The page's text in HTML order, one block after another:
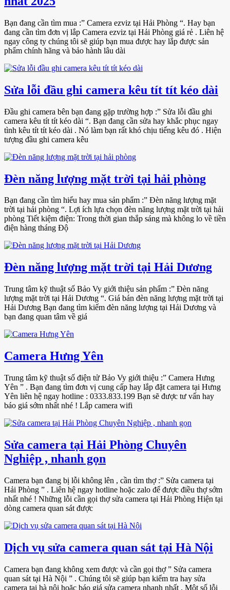
Bạn đang cần tìm mua :” Camera ezviz tại Hải Phòng “. Hay bạn
đang cần tìm đơn vị lắp Camera ezviz tại Hải Phòng giá rẻ . Liên hệ
ngay công ty chúng tôi sẽ giúp bạn mua được hay lắp được sản
phẩm chính hãng và bảo hành lâu dài
Sửa lỗi đầu ghi camera kêu tít tít kéo dài
Đầu ghi camera bên bạn đang gặp trường hợp :” Sửa lỗi đầu ghi
camera kêu tít tít kéo dài “. Bạn đang cần sửa hay khắc phục ngay
tình kêu tít tít kéo dài . Nó làm bạn rất khó chịu tiếng kêu đó . Hiện
tượng đầu ghi camera kêu
Đèn năng lượng mặt trời tại hải phòng
Bạn đang cần tìm hiểu hay mua sản phẩm :” Đèn năng lượng mặt
trời tại hải phòng “. Lợi ích lựa chọn đèn năng lượng mặt trời tại hải
phòng Tiết kiệm điện: Trong thời gian thắp sáng mà không lo về tiền
điện hàng tháng Độ
Đèn năng lượng mặt trời tại Hải Dương
Trung tâm kỹ thuật số Bảo Vy giới thiệu sản phẩm :” Đèn năng
lượng mặt trời tại Hải Dương “. Giá bán đèn năng lượng mặt trời tại
Hải Dương Bạn đang tìm kiếm đèn năng lượng tại Hải Dương và
bạn đang quan tâm về giá
Camera Hưng Yên
Trung tâm kỹ thuật số điện tử Bảo Vy giới thiệu :” Camera Hưng
Yên ” . Bạn đang tìm đơn vị cung cấp hay lắp đặt camera tại Hưng
Yên liên hệ ngay hotline : 0333.833.199 Bạn sẽ được tư vấn hay
báo giá sớm nhất nhé ! Lắp camera wifi
Sửa camera tại Hải Phòng Chuyên
Nghiệp , nhanh gọn
Camera bạn đang bị lỗi không lên , cần tìm thợ :” Sửa camera tại
Hải Phòng ” . Liên hệ ngay hotline hoặc zalo để được điều thợ sớm
nhất nhé ! Những lỗi cần gọi thợ sửa camera tại Hải Phòng Hiện tại
dòng camera quan sát được
Dịch vụ sửa camera quan sát tại Hà Nội
Camera bạn đang không xem được và cần gọi thợ ” Sửa camera
quan sát tại Hà Nội ” . Chúng tôi sẽ giúp bạn kiểm tra hay sửa
camera tại hà nội hoặc báo giá sửa camera nhanh nhất . Một số lỗi